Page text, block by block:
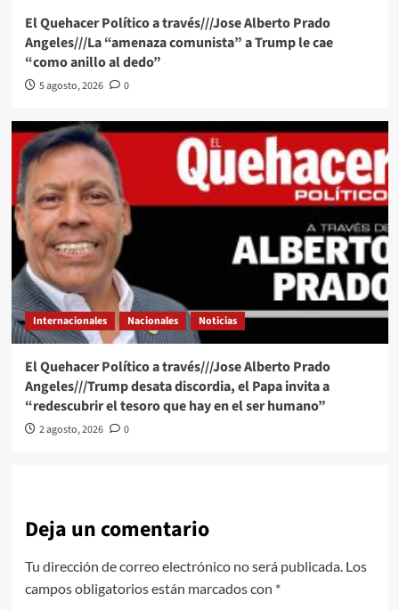
El Quehacer Político a través///Jose Alberto Prado
Angeles///La “amenaza comunista” a Trump le cae
“como anillo al dedo”
5 agosto, 2026 0
Internacionales Nacionales Noticias
El Quehacer Político a través///Jose Alberto Prado
Angeles///Trump desata discordia, el Papa invita a
“redescubrir el tesoro que hay en el ser humano”
2 agosto, 2026 0
Deja un comentario
Tu dirección de correo electrónico no será publicada. Los
campos obligatorios están marcados con *